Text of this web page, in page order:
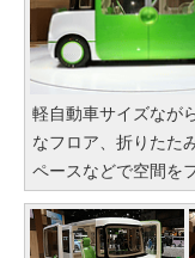
軽自動車サイズなが
なフロア、折りたた
ペースなどで空間を